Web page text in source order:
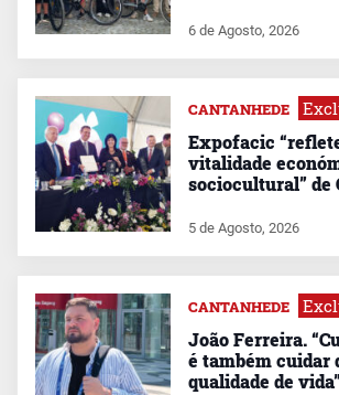
6 de Agosto, 2026
CANTANHEDE
Expofacic
vitalidade
sociocultural” de
5 de Agosto, 2026
CANTANHEDE
João Ferreira.
é também cuidar
qualidade de